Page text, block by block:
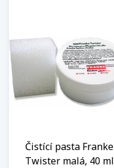
Čistící pasta Franke
Twister malá, 40 ml